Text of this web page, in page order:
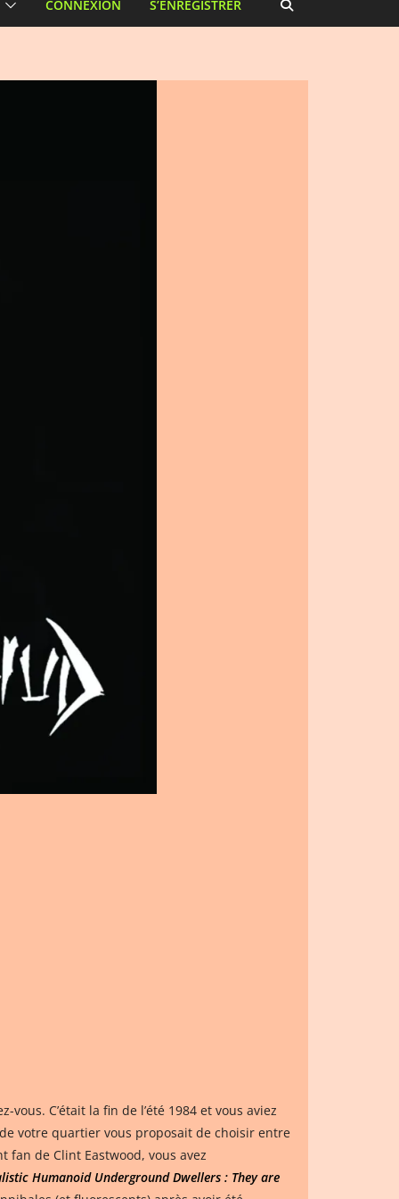
CONNEXION S’ENREGISTRER
C’était la fin de l’été 1984 et vous aviez
votre quartier vous proposait de choisir entre
fan de Clint Eastwood, vous avez
Humanoid Underground Dwellers : They are